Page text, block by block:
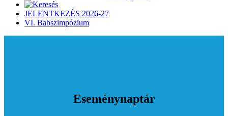
JELENTKEZÉS 2026-27
VI. Babszimpózium
Eseménynaptár